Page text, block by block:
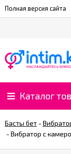
Полная версия сайта
Каталог
Басты бет -
-Вибратор с